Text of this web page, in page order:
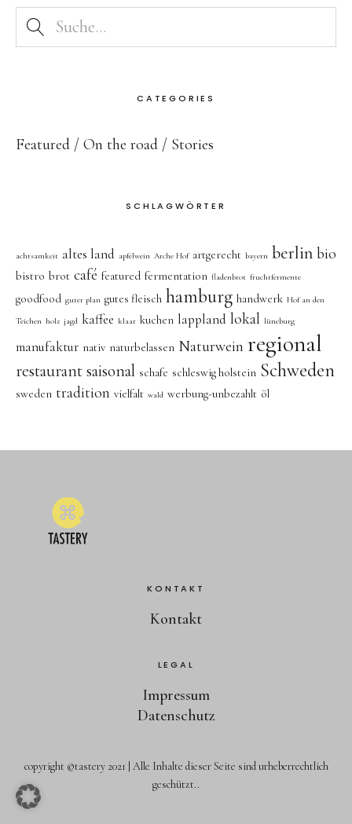
CATEGORIES
Featured On the road Stories
SCHLAGWÖRTER
achtsamkeit altes land apfelwein Arche Hof artgerecht bayern berlin bio
bistro brot café featured fermentation fladenbrot fruchtfermente
goodfood guter plan gutes fleisch hamburg handwerk Hof an den
Teichen holz jagd kaffee klaar kuchen lappland lokal lüneburg
manufaktur nativ naturbelassen Naturwein regional
restaurantsaisonal schafe schleswig holstein Schweden
sweden tradition vielfalt wald werbung-unbezahlt öl
KONTAKT
Kontakt
LEGAL
Impressum
Datenschutz
copyright ©tastery 2021 | Alle Inhalte dieser Seite sind urheberrechtlich
geschützt.